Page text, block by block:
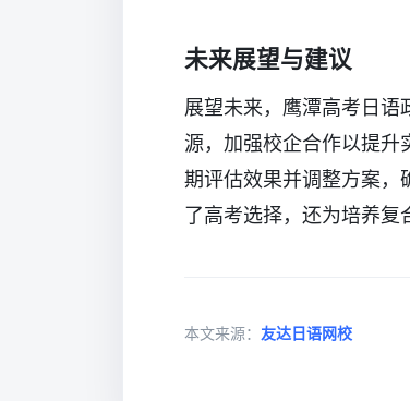
未来展望与建议
展望未来，鹰潭高考日语
源，加强校企合作以提升
期评估效果并调整方案，
了高考选择，还为培养复
本文来源： 友达日语网校